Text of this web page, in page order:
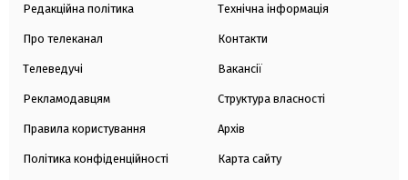
Редакційна політика
Про телеканал
Телеведучі
Рекламодавцям
Правила користування
Політика конфіденційності
Технічна інформація
Контакти
Вакансії
Структура власності
Архів
Карта сайту